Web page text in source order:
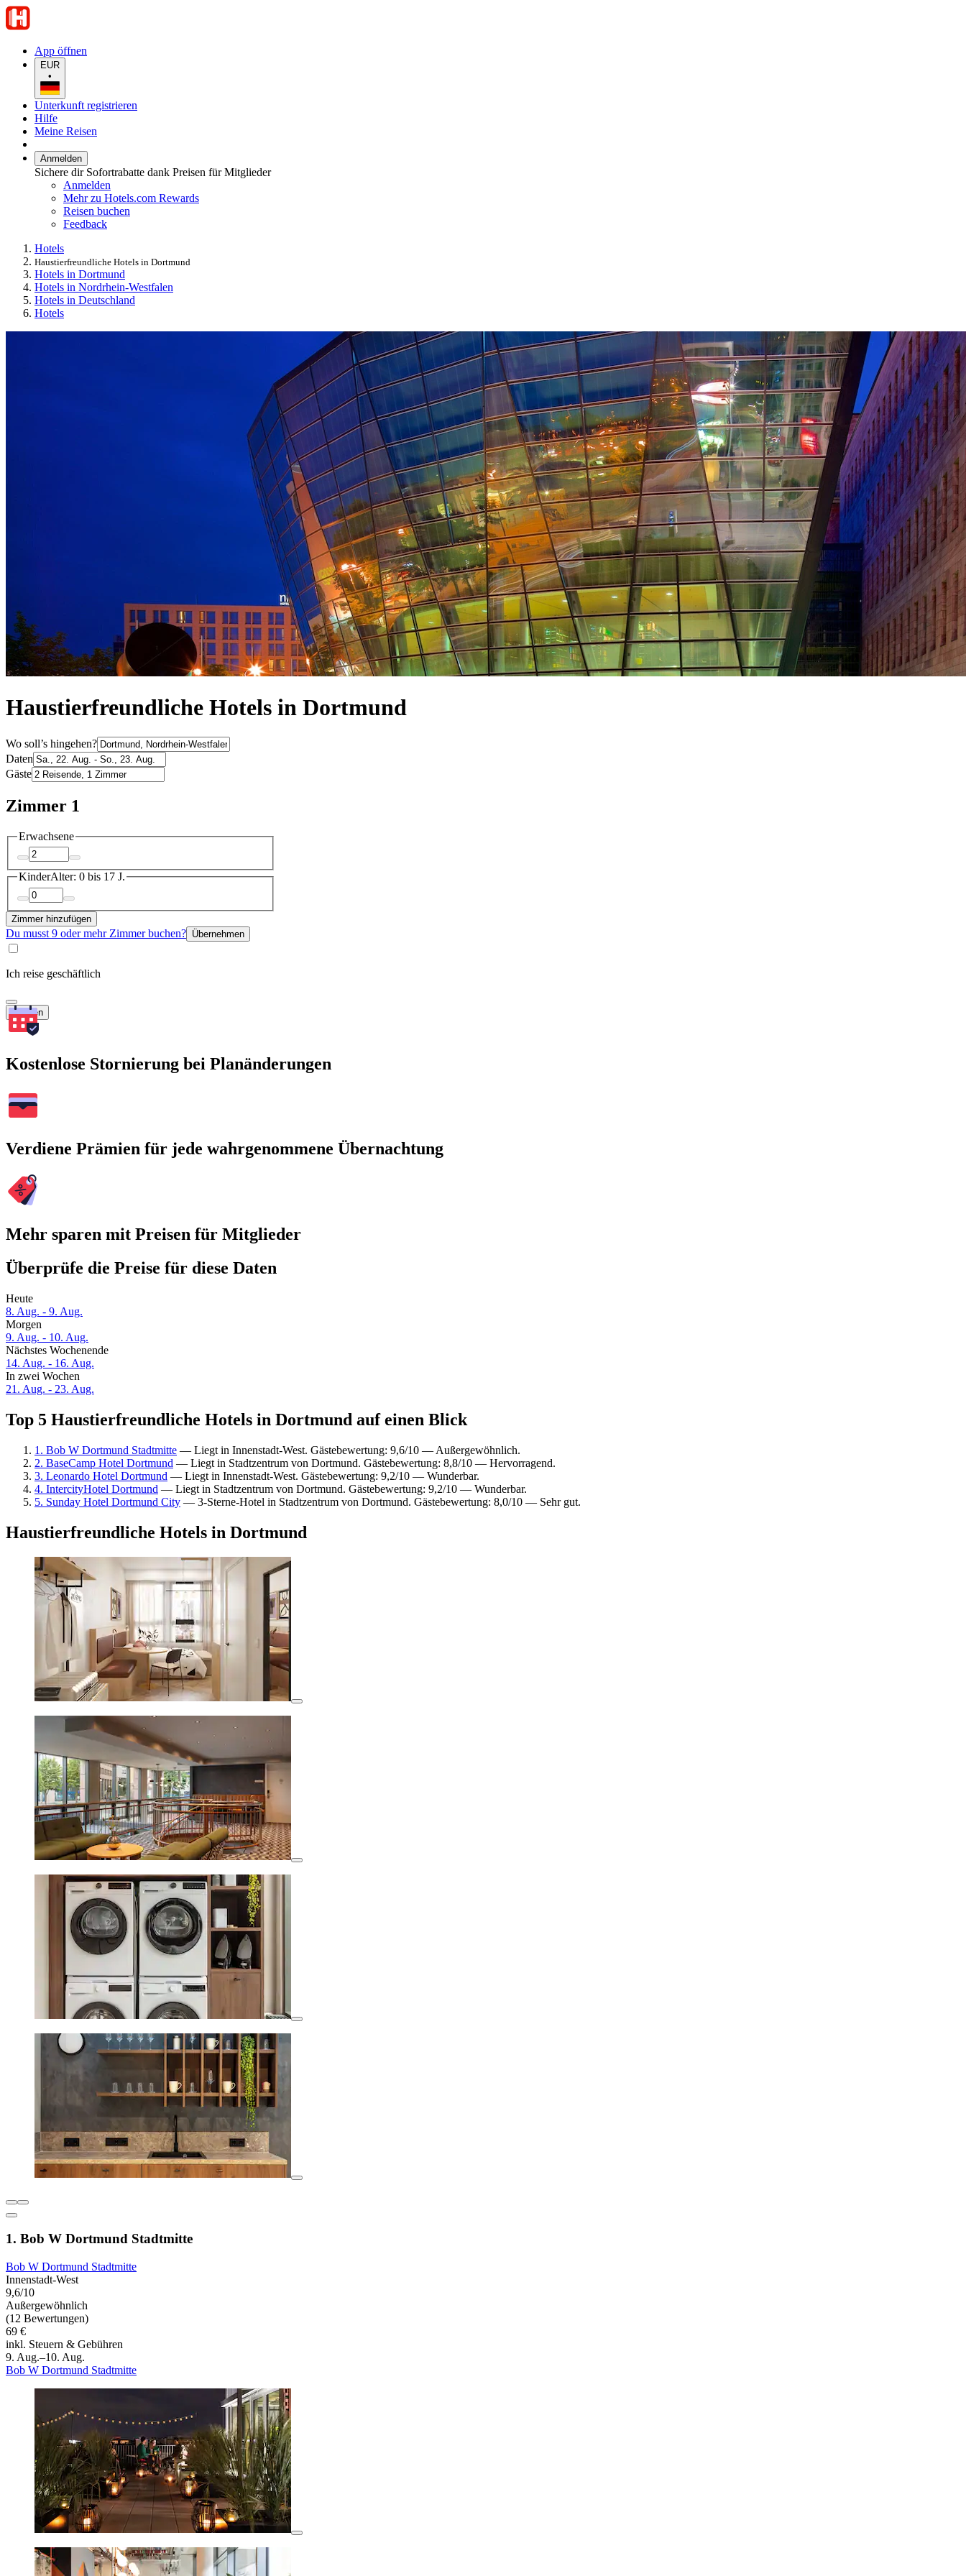
App öffnen
EUR
•
Unterkunft registrieren
Hilfe
Meine Reisen
Anmelden
Sichere dir Sofortrabatte dank Preisen für Mitglieder
Anmelden
Mehr zu Hotels.com Rewards
Reisen buchen
Feedback
Hotels
Haustierfreundliche Hotels in Dortmund
Hotels in Dortmund
Hotels in Nordrhein-Westfalen
Hotels in Deutschland
Hotels
Haustierfreundliche Hotels in Dortmund
Wo soll’s hingehen?
Daten
Gäste
Zimmer 1
Erwachsene
KinderAlter: 0 bis 17 J.
Zimmer hinzufügen
Du musst 9 oder mehr Zimmer buchen? Übernehmen
Ich reise geschäftlich
Suchen
Kostenlose Stornierung bei Planänderungen
Verdiene Prämien für jede wahrgenommene Übernachtung
Mehr sparen mit Preisen für Mitglieder
Überprüfe die Preise für diese Daten
Heute
8. Aug. - 9. Aug.
Morgen
9. Aug. - 10. Aug.
Nächstes Wochenende
14. Aug. - 16. Aug.
In zwei Wochen
21. Aug. - 23. Aug.
Top 5 Haustierfreundliche Hotels in Dortmund auf einen Blick
1. Bob W Dortmund Stadtmitte — Liegt in Innenstadt-West. Gästebewertung: 9,6/10 — Außergewöhnlich.
2. BaseCamp Hotel Dortmund — Liegt in Stadtzentrum von Dortmund. Gästebewertung: 8,8/10 — Hervorragend.
3. Leonardo Hotel Dortmund — Liegt in Innenstadt-West. Gästebewertung: 9,2/10 — Wunderbar.
4. IntercityHotel Dortmund — Liegt in Stadtzentrum von Dortmund. Gästebewertung: 9,2/10 — Wunderbar.
5. Sunday Hotel Dortmund City — 3-Sterne-Hotel in Stadtzentrum von Dortmund. Gästebewertung: 8,0/10 — Sehr gut.
Haustierfreundliche Hotels in Dortmund
1. Bob W Dortmund Stadtmitte
Bob W Dortmund Stadtmitte
Innenstadt-West
9,6/10
Außergewöhnlich
(12 Bewertungen)
69 €
inkl. Steuern & Gebühren
9. Aug.–10. Aug.
Bob W Dortmund Stadtmitte